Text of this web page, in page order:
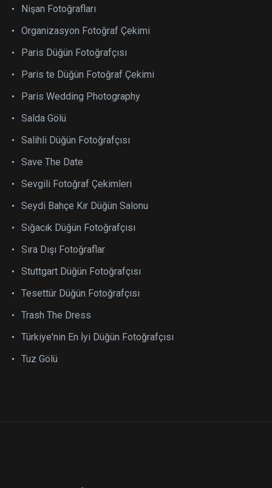
Nişan Fotoğrafları
Organizasyon Fotoğraf Çekimi
Paris Düğün Fotoğrafçısı
Paris te Düğün Fotoğraf Çekimi
Paris Wedding Photography
Salda Gölü
Salihli Düğün Fotoğrafçısı
Save The Date
Sevgili Fotoğraf Çekimleri
Seydi Bahçe Kır Düğün Salonu
Sığacık Düğün Fotoğrafçısı
Sıra Dışı Fotoğraflar
Stuttgart Düğün Fotoğrafçısı
Tesettür Düğün Fotoğrafçısı
Trash The Dress
Türkiye'nin En İyi Düğün Fotoğrafçısı
Tuz Gölü